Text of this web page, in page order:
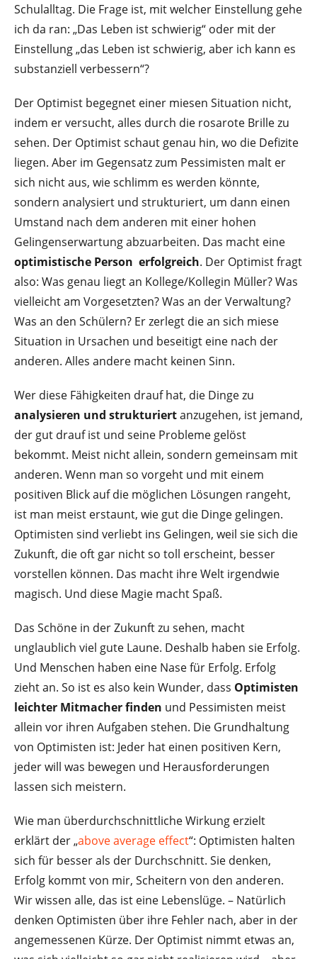
Schulalltag. Die Frage ist, mit welcher Einstellung gehe
ich da ran: „Das Leben ist schwierig“ oder mit der
Einstellung „das Leben ist schwierig, aber ich kann es
substanziell verbessern“?
Der Optimist begegnet einer miesen Situation nicht,
indem er versucht, alles durch die rosarote Brille zu
sehen. Der Optimist schaut genau hin, wo die Defizite
liegen. Aber im Gegensatz zum Pessimisten malt er
sich nicht aus, wie schlimm es werden könnte,
sondern analysiert und strukturiert, um dann einen
Umstand nach dem anderen mit einer hohen
Gelingenserwartung abzuarbeiten. Das macht eine
optimistische Person erfolgreich. Der Optimist fragt
also: Was genau liegt an Kollege/Kollegin Müller? Was
vielleicht am Vorgesetzten? Was an der Verwaltung?
Was an den Schülern? Er zerlegt die an sich miese
Situation in Ursachen und beseitigt eine nach der
anderen. Alles andere macht keinen Sinn.
Wer diese Fähigkeiten drauf hat, die Dinge zu
analysieren und strukturiertanzugehen, ist jemand,
der gut drauf ist und seine Probleme gelöst
bekommt. Meist nicht allein, sondern gemeinsam mit
anderen. Wenn man so vorgeht und mit einem
positiven Blick auf die möglichen Lösungen rangeht,
ist man meist erstaunt, wie gut die Dinge gelingen.
Optimisten sind verliebt ins Gelingen, weil sie sich die
Zukunft, die oft gar nicht so toll erscheint, besser
vorstellen können. Das macht ihre Welt irgendwie
magisch. Und diese Magie macht Spaß.
Das Schöne in der Zukunft zu sehen, macht
unglaublich viel gute Laune. Deshalb haben sie Erfolg.
Und Menschen haben eine Nase für Erfolg. Erfolg
zieht an. So ist es also kein Wunder, dass Optimisten
leichter Mitmacher finden und Pessimisten meist
allein vor ihren Aufgaben stehen. Die Grundhaltung
von Optimisten ist: Jeder hat einen positiven Kern,
jeder will was bewegen und Herausforderungen
lassen sich meistern.
Wie man überdurchschnittliche Wirkung erzielt
erklärt der „above average effect“: Optimisten halten
sich für besser als der Durchschnitt. Sie denken,
Erfolg kommt von mir, Scheitern von den anderen.
Wir wissen alle, das ist eine Lebenslüge. – Natürlich
denken Optimisten über ihre Fehler nach, aber in der
angemessenen Kürze. Der Optimist nimmt etwas an,